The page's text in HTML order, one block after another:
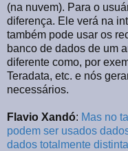
(na nuvem). Para o
diferença. Ele verá na
também pode usar os
banco de dados de um
diferente como, por
Teradata, etc. e nós
necessários.
Flavio Xandó: Mas no
podem ser usados
dados totalmente